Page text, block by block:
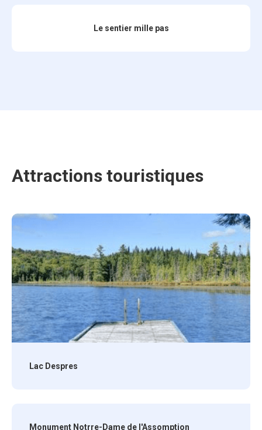
Le sentier mille pas
Attractions touristiques
Lac Despres
Monument Notrre-Dame de l'Assomption